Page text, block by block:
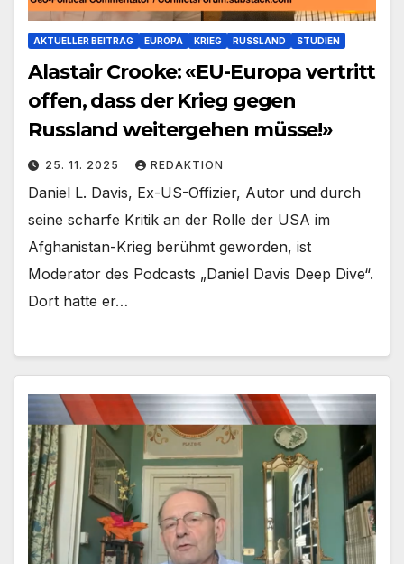
AKTUELLER BEITRAG EUROPA KRIEG RUSSLAND STUDIEN
Alastair Crooke: «EU-Europa vertritt
offen, dass der Krieg gegen
Russland weitergehen müsse!»
25. 11. 2025 REDAKTION
Daniel L. Davis, Ex-US-Offizier, Autor und durch
seine scharfe Kritik an der Rolle der USA im
Afghanistan-Krieg berühmt geworden, ist
Moderator des Podcasts „Daniel Davis Deep Dive“.
Dort hatte er…